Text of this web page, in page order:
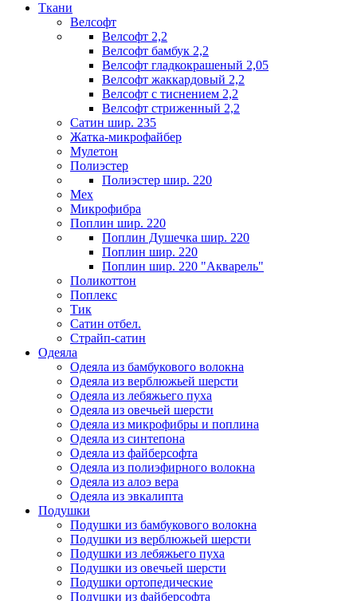
Ткани
Велсофт
Велсофт 2,2
Велсофт бамбук 2,2
Велсофт гладкокрашеный 2,05
Велсофт жаккардовый 2,2
Велсофт с тиснением 2,2
Велсофт стриженный 2,2
Сатин шир. 235
Жатка-микрофайбер
Мулетон
Полиэстер
Полиэстер шир. 220
Мех
Микрофибра
Поплин шир. 220
Поплин Душечка шир. 220
Поплин шир. 220
Поплин шир. 220 "Акварель"
Поликоттон
Поплекс
Тик
Сатин отбел.
Страйп-сатин
Одеяла
Одеяла из бамбукового волокна
Одеяла из верблюжьей шерсти
Одеяла из лебяжьего пуха
Одеяла из овечьей шерсти
Одеяла из микрофибры и поплина
Одеяла из синтепона
Одеяла из файберсофта
Одеяла из полиэфирного волокна
Одеяла из алоэ вера
Одеяла из эвкалипта
Подушки
Подушки из бамбукового волокна
Подушки из верблюжьей шерсти
Подушки из лебяжьего пуха
Подушки из овечьей шерсти
Подушки ортопедические
Подушки из файберсофта